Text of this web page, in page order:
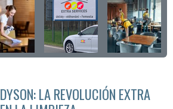
DYSON: LA REVOLUCIÓN EXTRA